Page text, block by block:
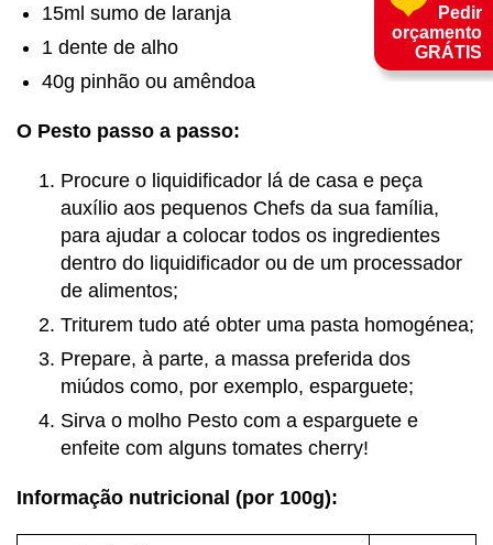
15ml sumo de laranja
1 dente de alho
40g pinhão ou amêndoa
O Pesto passo a passo:
Procure o liquidificador lá de casa e peça
auxílio aos pequenos Chefs da sua família,
para ajudar a colocar todos os ingredientes
dentro do liquidificador ou de um processador
de alimentos;
Triturem tudo até obter uma pasta homogénea;
Prepare, à parte, a massa preferida dos
miúdos como, por exemplo, esparguete;
Sirva o molho Pesto com a esparguete e
enfeite com alguns tomates cherry!
Informação nutricional (por 100g):
Pedir
orçamento
GRÁTIS